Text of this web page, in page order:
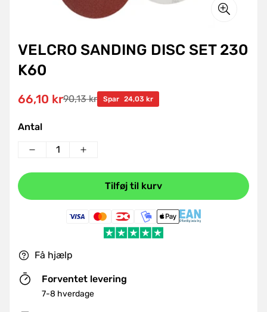
VELCRO SANDING DISC SET 230
K60
Udsalgspris
66,10 kr
Normal
pris
90,13 kr Spar 24,03 kr
Antal
Tilføj til kurv
Få hjælp
Forventet levering
7-8 hverdage